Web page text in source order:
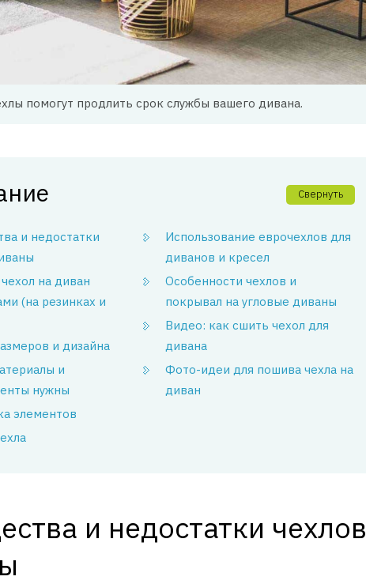
помогут продлить срок службы вашего дивана.
Свернуть
и недостатки
на диван
(на резинках и
и дизайна
и
нужны
элементов
Использование еврочехлов для
диванов и кресел
Особенности чехлов и
покрывал на угловые диваны
Видео: как сшить чехол для
дивана
Фото-идеи для пошива чехла на
диван
и недостатки чехлов